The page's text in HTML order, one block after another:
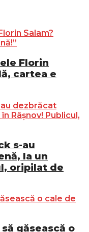
Florin
cartea e
s-au
la un
oripilat de
găsească o